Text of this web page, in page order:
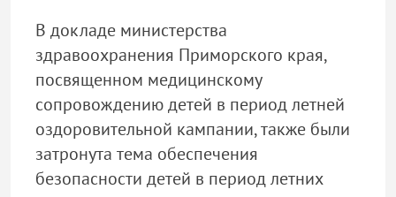
В докладе министерства
здравоохранения Приморского края,
посвященном медицинскому
сопровождению детей в период летней
оздоровительной кампании, также были
затронута тема обеспечения
безопасности детей в период летних